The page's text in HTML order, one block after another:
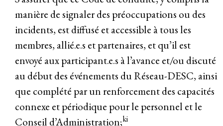
manière de signaler des préoccupations ou des
incidents, est diffusé et accessible à tous les
membres, allié.e.s et partenaires, et qu’il est
envoyé aux participant.e.s à l’avance et/ou discuté
au début des événements du Réseau-DESC, ainsi
que complété par un renforcement des capacités
connexe et périodique pour le personnel et le
Conseil d’Administration;ki